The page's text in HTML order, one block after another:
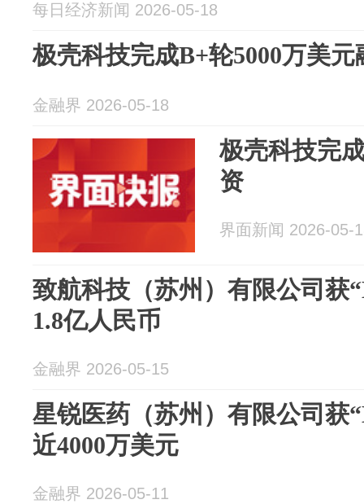
每日经济新闻 2026-05-18
极壳科技完成B+轮5000万美元
金融界 2026-05-18
极壳科技完
资
界面新闻 2026-05-
致航科技（苏州）有限公司获
1.8亿人民币
金融界 2026-05-15
星锐医药（苏州）有限公司获
近4000万美元
金融界 2026-05-11